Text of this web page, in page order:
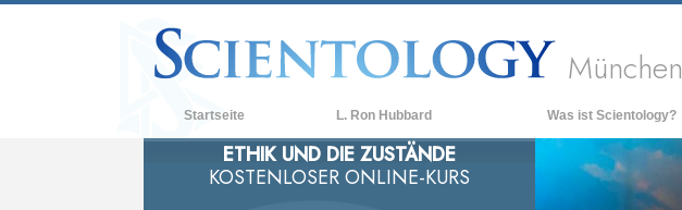
München
Startseite L. Ron Hubbard Was ist Scientology?
Anschauungen und Praxis
Scientology Bekenntnisse und
ETHIK UND DIE ZUSTÄNDE
KOSTENLOSER ONLINE-KURS